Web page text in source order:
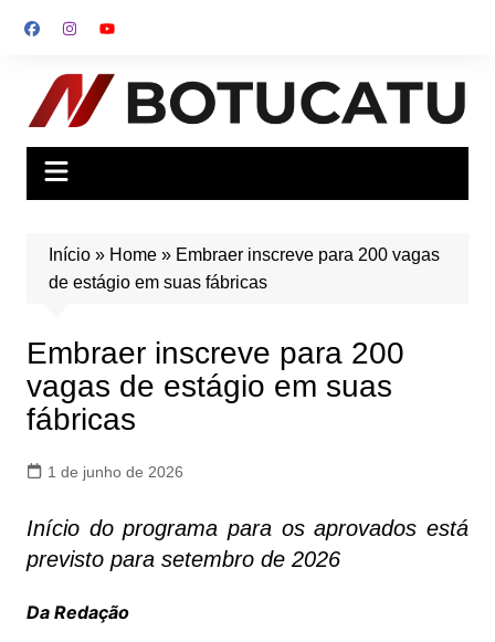
para
conteúdo
Início» Home» Embraer inscreve para 200 vagas
de estágio em suas fábricas
Embraer inscreve para 200
vagas de estágio em suas
fábricas
1 de junho de 2026
Início do programa para os aprovados está
previsto para setembro de 2026
Da Redação